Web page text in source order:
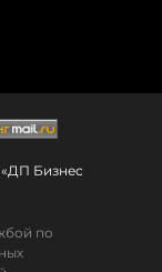
Бизнес
по